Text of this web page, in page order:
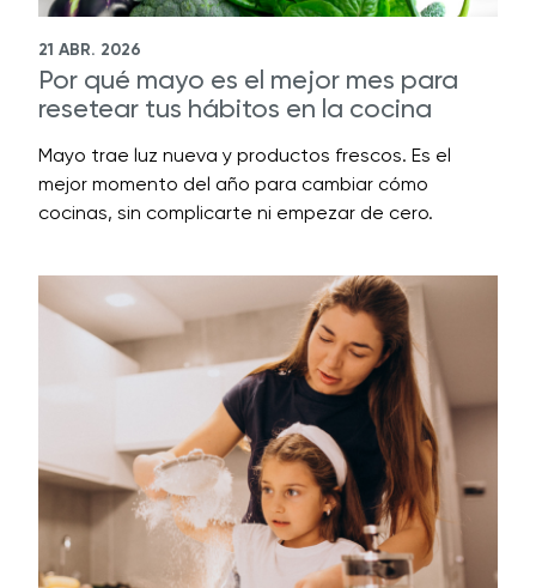
21 ABR. 2026
Por qué mayo es el mejor mes para
resetear tus hábitos en la cocina
Mayo trae luz nueva y productos frescos. Es el
mejor momento del año para cambiar cómo
cocinas, sin complicarte ni empezar de cero.